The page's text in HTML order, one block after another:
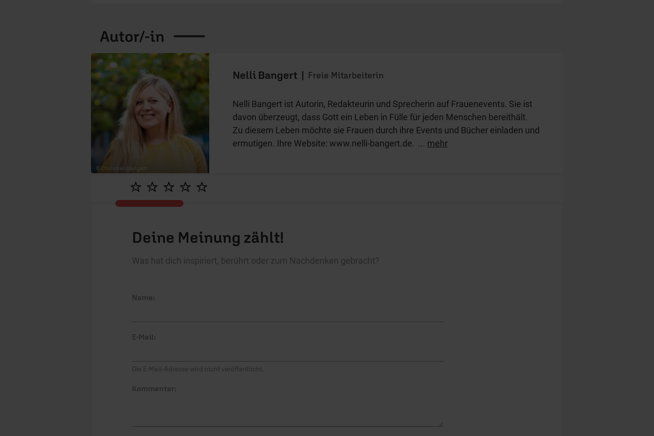
Autor/-in
© Christian Bangert
Nelli Bangert| Freie Mitarbeiterin
Nelli Bangert ist Autorin, Redakteurin und Sprecherin auf Frauenevents. Sie ist
davon überzeugt, dass Gott ein Leben in Fülle für jeden Menschen bereithält.
Zu diesem Leben möchte sie Frauen durch ihre Events und Bücher einladen und
ermutigen. Ihre Website: www.nelli-bangert.de. ... mehr
Deine Meinung zählt!
Was hat dich inspiriert, berührt oder zum Nachdenken gebracht?
Name:
E-Mail:
Die E-Mail-Adresse wird nicht veröffentlicht.
Kommentar: